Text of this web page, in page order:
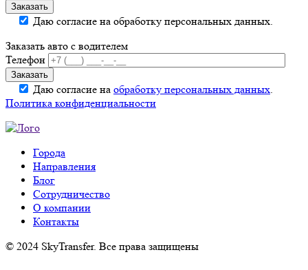
Даю согласие на обработку персональных данных.
Заказать авто с водителем
Телефон
Даю согласие на обработку персональных данных.
Политика конфиденциальности
Города
Направления
Блог
Сотрудничество
О компании
Контакты
© 2024 SkyTransfer. Все права защищены